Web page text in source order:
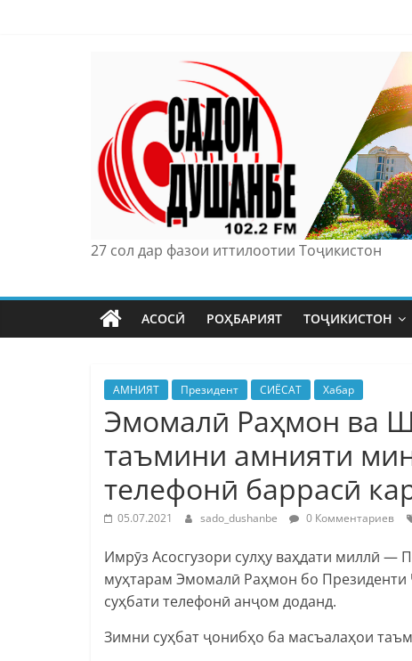
27 сол дар фазои иттилоотии Тоҷикистон
АСОСӢ РОҲБАРИЯТ ТОҶИКИСТОН
АМНИЯТ Президент СИЁСАТ Хабар
Эмомалӣ Раҳмон ва
таъмини амнияти
телефонӣ баррасӣ
05.07.2021 sado_dushanbe 0 Комментариев
Имрӯз Асосгузори сулҳу ваҳдати миллӣ
муҳтарам Эмомалӣ Раҳмон бо
суҳбати телефонӣ анҷом доданд.
Зимни суҳбат ҷонибҳо ба масъалаҳои